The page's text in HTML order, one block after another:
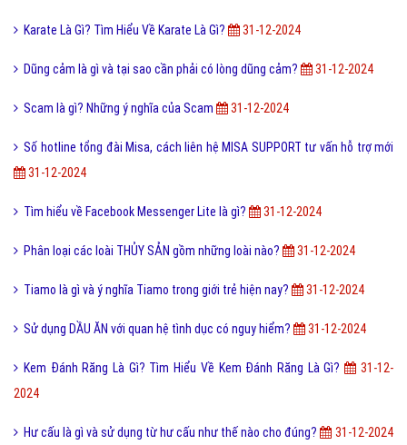
Karate Là Gì? Tìm Hiểu Về Karate Là Gì? 31-12-2024
Dũng cảm là gì và tại sao cần phải có lòng dũng cảm? 31-12-2024
Scam là gì? Những ý nghĩa của Scam 31-12-2024
Số hotline tổng đài Misa, cách liên hệ MISA SUPPORT tư vấn hỗ trợ mới
31-12-2024
Tìm hiểu về Facebook Messenger Lite là gì? 31-12-2024
Phân loại các loài THỦY SẢN gồm những loài nào? 31-12-2024
Tiamo là gì và ý nghĩa Tiamo trong giới trẻ hiện nay? 31-12-2024
Sử dụng DẦU ĂN với quan hệ tình dục có nguy hiểm? 31-12-2024
Kem Đánh Răng Là Gì? Tìm Hiểu Về Kem Đánh Răng Là Gì?
31-12-
2024
Hư cấu là gì và sử dụng từ hư cấu như thế nào cho đúng? 31-12-2024